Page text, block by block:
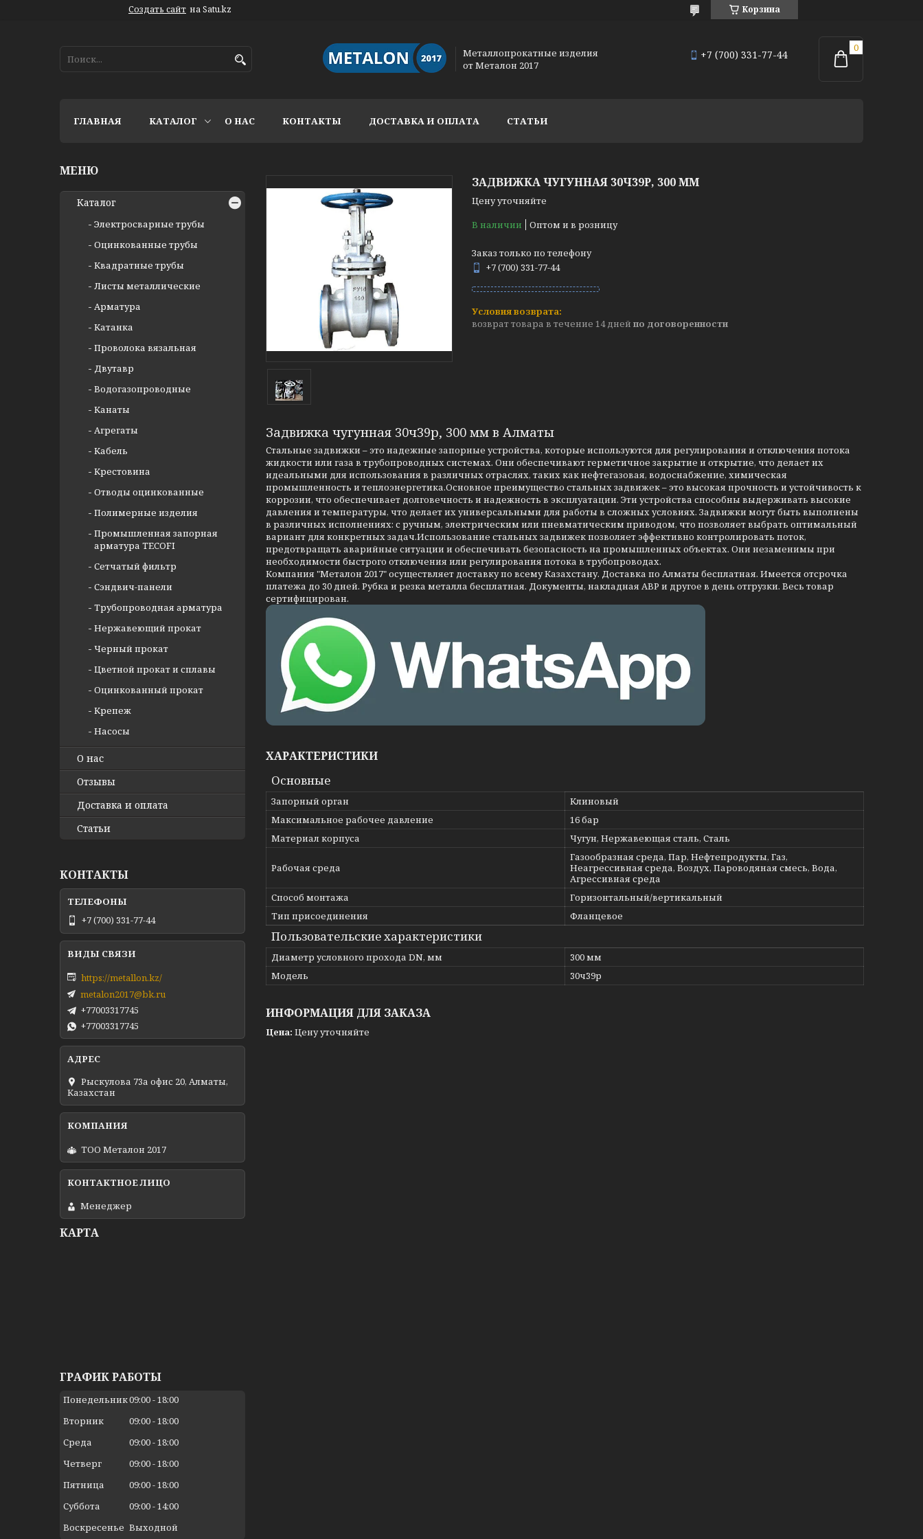
Создать сайт на Satu.kz Корзина
Металлопрокатные изделия
от Металон 2017
+7 (700) 331-77-44
ГЛАВНАЯ КАТАЛОГ О НАС КОНТАКТЫ ДОСТАВКА И ОПЛАТА СТАТЬИ
ЗАДВИЖКА ЧУГУННАЯ 30Ч39Р, 300 ММ
Цену уточняйте
В наличии
Оптом и в розницу
Заказ только по телефону
+7 (700) 331-77-44
возврат товара в течение 14 дней по договоренности
Задвижка чугунная 30ч39р, 300 мм в Алматы
Стальные задвижки – это надежные запорные устройства, которые используются для регулирования и отключения потока
жидкости или газа в трубопроводных системах. Они обеспечивают герметичное закрытие и открытие, что делает их
идеальными для использования в различных отраслях, таких как нефтегазовая, водоснабжение, химическая
промышленность и теплоэнергетика.Основное преимущество стальных задвижек – это высокая прочность и устойчивость к
коррозии, что обеспечивает долговечность и надежность в эксплуатации. Эти устройства способны выдерживать высокие
давления и температуры, что делает их универсальными для работы в сложных условиях. Задвижки могут быть выполнены
в различных исполнениях: с ручным, электрическим или пневматическим приводом, что позволяет выбрать оптимальный
вариант для конкретных задач.Использование стальных задвижек позволяет эффективно контролировать поток,
предотвращать аварийные ситуации и обеспечивать безопасность на промышленных объектах. Они незаменимы при
необходимости быстрого отключения или регулирования потока в трубопроводах.
Компания "Металон 2017" осуществляет доставку по всему Казахстану. Доставка по Алматы бесплатная. Имеется отсрочка
платежа до 30 дней. Рубка и резка металла бесплатная. Документы, накладная АВР и другое в день отгрузки. Весь товар
сертифицирован.
ХАРАКТЕРИСТИКИ
Основные
Запорный орган
Клиновый
Максимальное рабочее давление
16 бар
Материал корпуса
Чугун, Нержавеющая сталь, Сталь
Рабочая среда
Газообразная среда, Пар, Нефтепродукты, Газ,
Неагрессивная среда, Воздух, Пароводяная смесь, Вода,
Агрессивная среда
Способ монтажа
Горизонтальный/вертикальный
Тип присоединения
Фланцевое
Пользовательские характеристики
Диаметр условного прохода DN, мм
300 мм
Модель
30ч39р
ИНФОРМАЦИЯ ДЛЯ ЗАКАЗА
Цена: Цену уточняйте
Каталог
Электросварные трубы
Оцинкованные трубы
Квадратные трубы
Листы металлические
Арматура
Катанка
Проволока вязальная
Двутавр
Водогазопроводные
Канаты
Агрегаты
Кабель
Крестовина
Отводы оцинкованные
Полимерные изделия
Промышленная запорная
арматура TECOFI
Сетчатый фильтр
Сэндвич-панели
Трубопроводная арматура
Нержавеющий прокат
Черный прокат
Цветной прокат и сплавы
Оцинкованный прокат
Крепеж
Насосы
О нас
Отзывы
Доставка и оплата
Статьи
КОНТАКТЫ
+7 (700) 331-77-44
https://metallon.kz/
metalon2017@bk.ru
+77003317745
+77003317745
Рыскулова 73а офис 20, Алматы,
Казахстан
ТОО Металон 2017
Менеджер
КАРТА
ГРАФИК РАБОТЫ
Понедельник09:00 18:00
Вторник
09:00 18:00
Среда
09:00 18:00
Четверг
09:00 18:00
Пятница
09:00 18:00
Суббота
09:00 14:00
Воскресенье Выходной